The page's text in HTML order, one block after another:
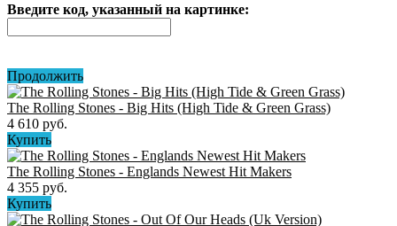
Введите код, указанный на картинке:
Продолжить
The Rolling Stones - Big Hits (High Tide & Green Grass)
4 610 руб.
Купить
The Rolling Stones - Englands Newest Hit Makers
4 355 руб.
Купить